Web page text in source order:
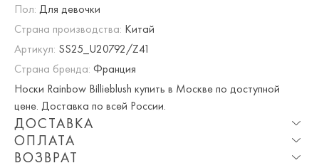
Пол: Для девочки
Страна производства: Китай
Артикул: SS25_U20792/Z41
Страна бренда: Франция
Носки Rainbow Billieblush купить в Москве по доступной
цене. Доставка по всей России.
ДОСТАВКА
Опция частичная доставка и примерка доступна для
ОПЛАТА
ВОЗВРАТ